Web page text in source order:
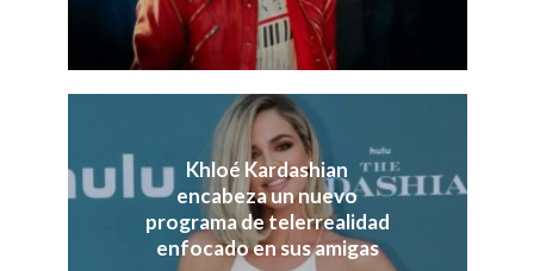
Khloé Kardashian
encabeza un nuevo
programa de telerrealidad
enfocado en sus amigas